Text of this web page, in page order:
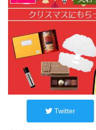
Twitter